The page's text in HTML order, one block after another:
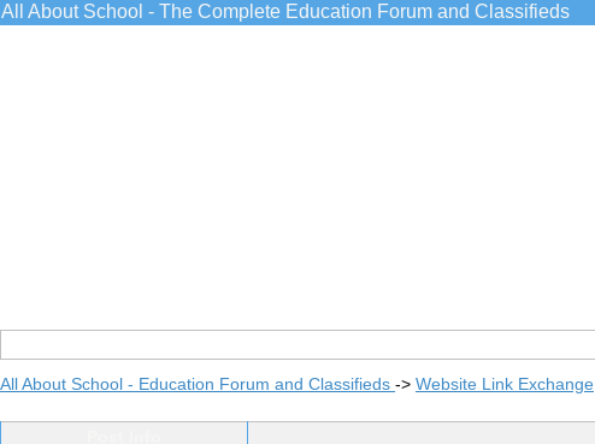
All About School - The Complete Education Forum and Classifieds
All About School - Education Forum and Classifieds -> Website Link Exchange